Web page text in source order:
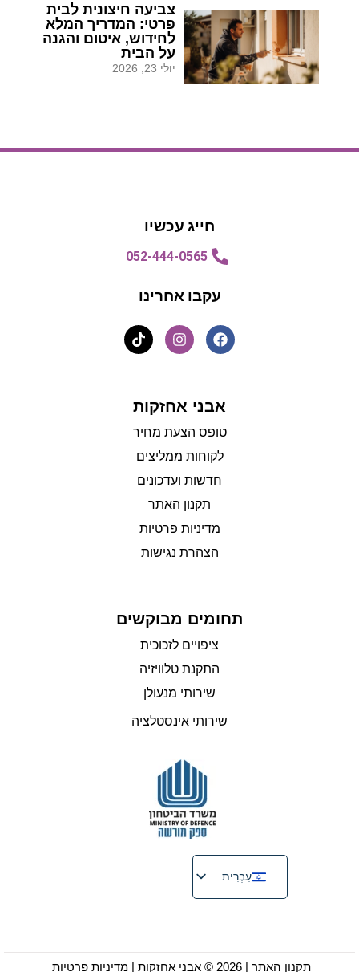
צביעה חיצונית לבית
פרטי: המדריך המלא
לחידוש, איטום והגנה
על הבית
יולי 23, 2026
חייג עכשיו
052-444-0565
עקבו אחרינו
אבני אחזקות
טופס הצעת מחיר
לקוחות ממליצים
חדשות ועדכונים
תקנון האתר
מדיניות פרטיות
הצהרת נגישות
תחומים מבוקשים
ציפויים לזכוכית
התקנת טלוויזיה
שירותי מנעולן
שירותי אינסטלציה
עִבְרִית
English
Français
תקנון האתר | 2026 © אבני אחזקות | מדיניות פרטיות